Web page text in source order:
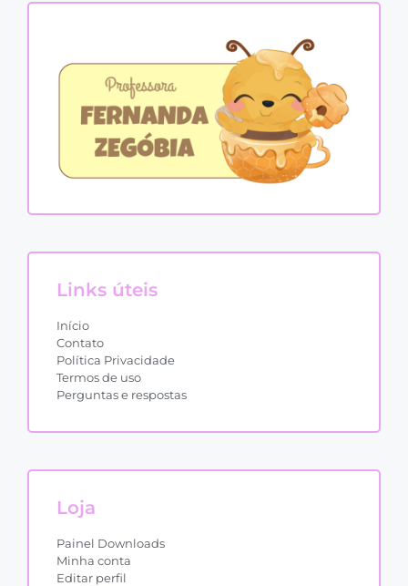
Links úteis
Início
Contato
Política Privacidade
Termos de uso
Perguntas e respostas
Loja
Painel Downloads
Minha conta
Editar perfil